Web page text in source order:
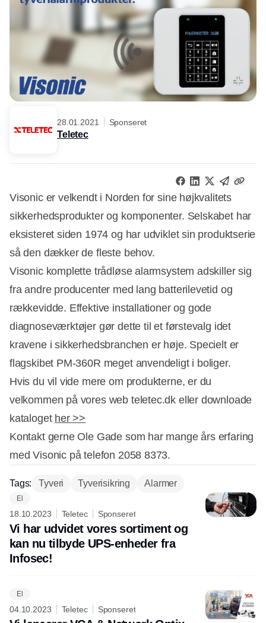
28.01.2021 Sponseret
Teletec
Visonic er velkendt i Norden for sine højkvalitets
sikkerhedsprodukter og komponenter. Selskabet har
eksisteret siden 1974 og har udviklet sin produktserie
så den dækker de fleste behov.
Visonic komplette trådløse alarmsystem adskiller sig
fra andre producenter med lang batterilevetid og
rækkevidde. Effektive installationer og gode
diagnoseværktøjer gør dette til et førstevalg idet
kravene i sikkerhedsbranchen er høje. Specielt er
flagskibet PM-360R meget anvendeligt i boliger.
Hvis du vil vide mere om produkterne, er du
velkommen på vores web teletec.dk eller downloade
kataloget her >>
Kontakt gerne Ole Gade som har mange års erfaring
med Visonic på telefon 2058 8373.
Tags: Tyveri Tyverisikring Alarmer
El
18.10.2023 Teletec Sponseret
Vi har udvidet vores sortiment og
kan nu tilbyde UPS-enheder fra
Infosec!
El
04.10.2023 Teletec Sponseret